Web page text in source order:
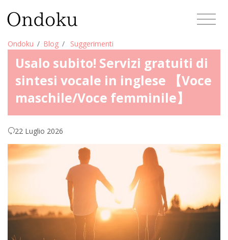
Ondoku Blog Suggerimenti
Usalo subito! Servizi gratuiti di
sintesi vocale in inglese 【Voce
maschile/Voce femminile】
22 Luglio 2026